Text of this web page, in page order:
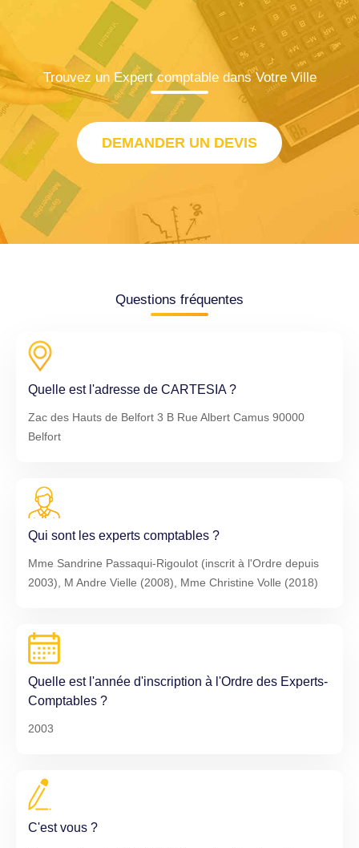
Trouvez un Expert comptable dans Votre Ville
DEMANDER UN DEVIS
Questions fréquentes
Quelle est l'adresse de CARTESIA ?
Zac des Hauts de Belfort 3 B Rue Albert Camus 90000
Belfort
Qui sont les experts comptables ?
Mme Sandrine Passaqui-Rigoulot (inscrit à l'Ordre depuis
2003), M Andre Vielle (2008), Mme Christine Volle (2018)
Quelle est l'année d'inscription à l'Ordre des Experts-
Comptables ?
2003
C'est vous ?